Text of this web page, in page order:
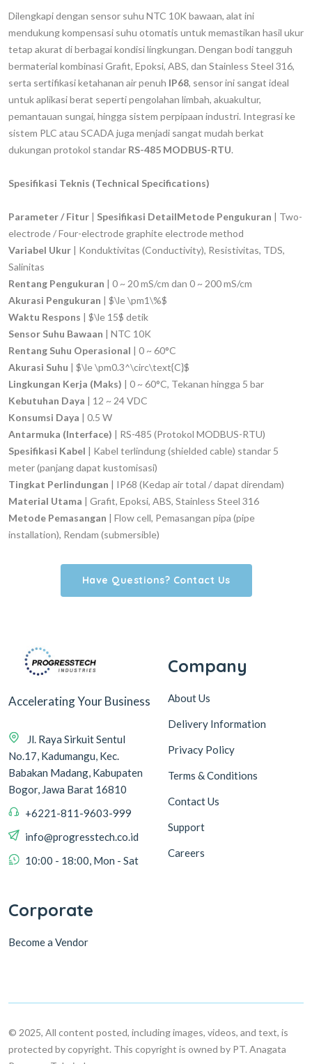
Dilengkapi dengan sensor suhu NTC 10K bawaan, alat ini
mendukung kompensasi suhu otomatis untuk memastikan hasil ukur
tetap akurat di berbagai kondisi lingkungan. Dengan bodi tangguh
bermaterial kombinasi Grafit, Epoksi, ABS, dan Stainless Steel 316,
serta sertifikasi ketahanan air penuh IP68, sensor ini sangat ideal
untuk aplikasi berat seperti pengolahan limbah, akuakultur,
pemantauan sungai, hingga sistem perpipaan industri. Integrasi ke
sistem PLC atau SCADA juga menjadi sangat mudah berkat
dukungan protokol standar RS-485 MODBUS-RTU.
Spesifikasi Teknis (Technical Specifications)
Parameter / Fitur | Spesifikasi DetailMetode Pengukuran | Two-
electrode/Four-electrode graphite electrode method
Variabel Ukur | Konduktivitas (Conductivity), Resistivitas, TDS,
Salinitas
Rentang Pengukuran | 0 ~ 20 mS/cm dan 0 ~ 200 mS/cm
Akurasi Pengukuran | $\le \pm1\%$
Waktu Respons | $\le 15$ detik
Sensor Suhu Bawaan | NTC 10K
Rentang Suhu Operasional | 0 ~ 60°C
Akurasi Suhu | $\le \pm0.3^\circ\text{C}$
Lingkungan Kerja (Maks) | 0 ~ 60°C, Tekanan hingga 5 bar
Kebutuhan Daya | 12 ~ 24 VDC
Konsumsi Daya | 0.5 W
Antarmuka (Interface) | RS-485 (Protokol MODBUS-RTU)
Spesifikasi Kabel | Kabel terlindung (shielded cable) standar 5
meter (panjang dapat kustomisasi)
Tingkat Perlindungan | IP68 (Kedap air total / dapat direndam)
Material Utama | Grafit, Epoksi, ABS, Stainless Steel 316
Metode Pemasangan | Flow cell, Pemasangan pipa (pipe
installation), Rendam (submersible)
Have Questions? Contact Us
Accelerating Your Business
Jl. Raya Sirkuit Sentul
No.17, Kadumangu, Kec.
Babakan Madang, Kabupaten
Bogor, Jawa Barat 16810
+6221-811-9603-999
info@progresstech.co.id
10:00 - 18:00, Mon - Sat
Company
About Us
Delivery Information
Privacy Policy
Terms & Conditions
Contact Us
Support
Careers
Corporate
Become a Vendor
© 2025, All content posted, including images, videos, and text, is
protected by copyright. This copyright is owned by PT. Anagata